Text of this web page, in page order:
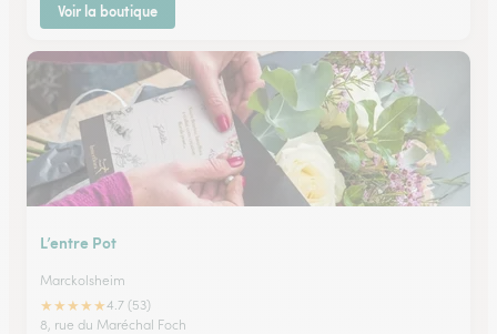
Voir la boutique
L’entre Pot
Marckolsheim
★★★★★4.7 (53)
8, rue du Maréchal Foch